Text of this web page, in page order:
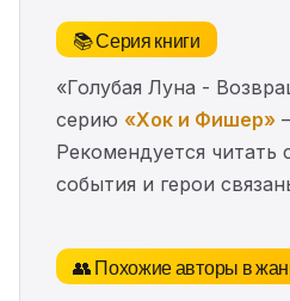
📚 Серия книги
«Голубая Луна -
серию «Хок и Фишер»
Рекомендуется читать
события и герои
👥 Похожие авторы в